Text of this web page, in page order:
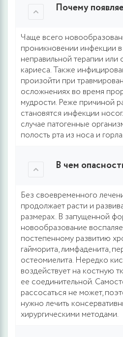
Почему
Чаще всего
проникновении инфекции в
неправильной терапии или
кариеса. Также
произойти при
осложнениях во время
мудрости. Реже причиной
становятся инфекции
случае патогенные
полость рта из носа и горла.
В чем
Без своевременного
продолжает расти и
размерах. В запущенной
новообразование
постепенному развитию
гайморита, лимфаденита,
остеомиелита. Нередко
воздействует на костную
ее соединительной.
рассосаться не может,
нужно лечить
хирургическими методами.